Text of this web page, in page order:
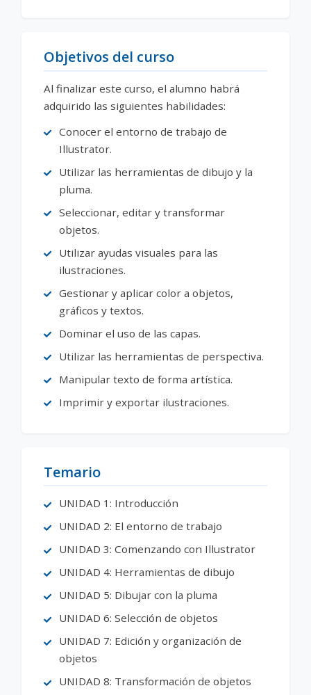
Objetivos del curso
Al finalizar este curso, el alumno habrá
adquirido las siguientes habilidades:
Conocer el entorno de trabajo de
Illustrator.
Utilizar las herramientas de dibujo y la
pluma.
Seleccionar, editar y transformar
objetos.
Utilizar ayudas visuales para las
ilustraciones.
Gestionar y aplicar color a objetos,
gráficos y textos.
Dominar el uso de las capas.
Utilizar las herramientas de perspectiva.
Manipular texto de forma artística.
Imprimir y exportar ilustraciones.
Temario
UNIDAD 1: Introducción
UNIDAD 2: El entorno de trabajo
UNIDAD 3: Comenzando con Illustrator
UNIDAD 4: Herramientas de dibujo
UNIDAD 5: Dibujar con la pluma
UNIDAD 6: Selección de objetos
UNIDAD 7: Edición y organización de
objetos
UNIDAD 8: Transformación de objetos